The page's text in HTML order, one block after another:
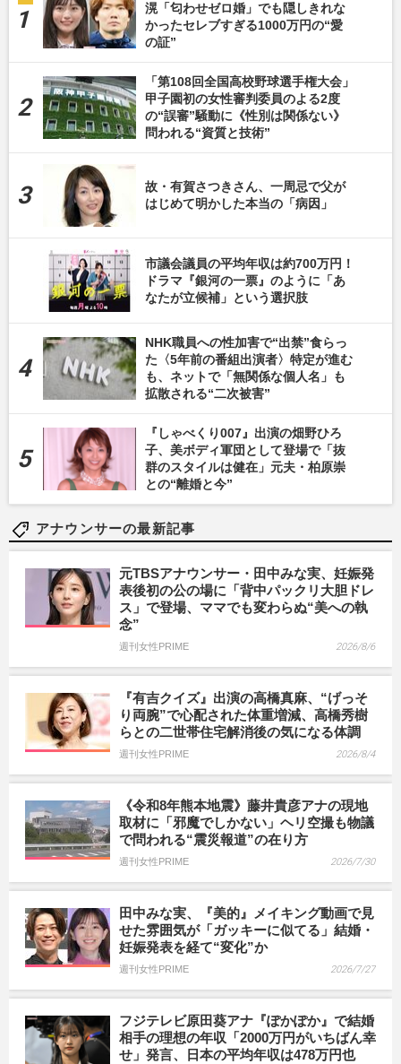
滉「匂わせゼロ婚」でも隠しきれな
かったセレブすぎる1000万円の“愛
の証”
「第108回全国高校野球選手権大会」
甲子園初の女性審判委員のよる2度
の“誤審”騒動に《性別は関係ない》
問われる“資質と技術”
故・有賀さつきさん、一周忌で父が
はじめて明かした本当の「病因」
市議会議員の平均年収は約700万円！
ドラマ『銀河の一票』のように「あ
なたが立候補」という選択肢
NHK職員への性加害で“出禁”食らっ
た〈5年前の番組出演者〉特定が進む
も、ネットで「無関係な個人名」も
拡散される“二次被害”
『しゃべくり007』出演の畑野ひろ
子、美ボディ軍団として登場で「抜
群のスタイルは健在」元夫・柏原崇
との“離婚と今”
アナウンサーの最新記事
元TBSアナウンサー・田中みな実、妊娠発
表後初の公の場に「背中パックリ大胆ドレ
ス」で登場、ママでも変わらぬ“美への執
念”
週刊女性PRIME 2026/8/6
『有吉クイズ』出演の高橋真麻、“げっそ
り両腕”で心配された体重増減、高橋秀樹
らとの二世帯住宅解消後の気になる体調
週刊女性PRIME 2026/8/4
《令和8年熊本地震》藤井貴彦アナの現地
取材に「邪魔でしかない」ヘリ空撮も物議
で問われる“震災報道”の在り方
週刊女性PRIME 2026/7/30
田中みな実、『美的』メイキング動画で見
せた雰囲気が「ガッキーに似てる」結婚・
妊娠発表を経て“変化”か
週刊女性PRIME 2026/7/27
フジテレビ原田葵アナ『ぽかぽか』で結婚
相手の理想の年収「2000万円がいちばん幸
せ」発言、日本の平均年収は478万円也